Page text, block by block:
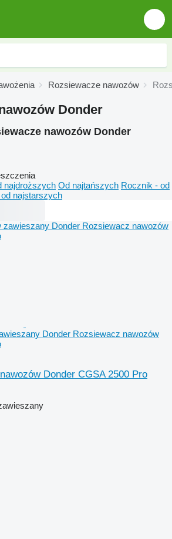
Rozsiewacze nawozów
Donder
nawozów Donder
najdroższych Od najtańszych Rocznik - od
najstarszych
Donder Rozsiewacz nawozów
Donder CGSA 2500 Pro